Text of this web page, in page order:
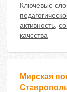
Ключевые
активность,
качества
Мирская